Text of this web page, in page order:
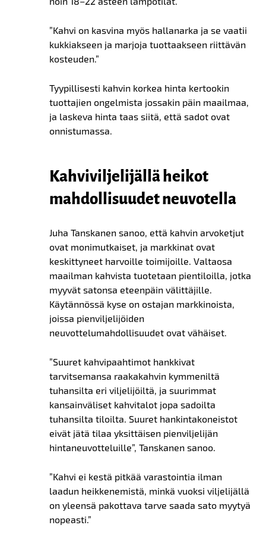
”Kahvi on kasvina myös hallanarka ja se vaatii
kukkiakseen ja marjoja tuottaakseen riittävän
kosteuden.”
Tyypillisesti kahvin korkea hinta kertookin
tuottajien ongelmista jossakin päin maailmaa,
ja laskeva hinta taas siitä, että sadot ovat
onnistumassa.
Kahviviljelijällä heikot
mahdollisuudet neuvotella
Juha Tanskanen sanoo, että kahvin arvoketjut
ovat monimutkaiset, ja markkinat ovat
keskittyneet harvoille toimijoille. Valtaosa
maailman kahvista tuotetaan pientiloilla, jotka
myyvät satonsa eteenpäin välittäjille.
Käytännössä kyse on ostajan markkinoista,
joissa pienviljelijöiden
neuvottelumahdollisuudet ovat vähäiset.
”Suuret kahvipaahtimot hankkivat
tarvitsemansa raakakahvin kymmeniltä
tuhansilta eri viljelijöiltä, ja suurimmat
kansainväliset kahvitalot jopa sadoilta
tuhansilta tiloilta. Suuret hankintakoneistot
eivät jätä tilaa yksittäisen pienviljelijän
hintaneuvotteluille”, Tanskanen sanoo.
”Kahvi ei kestä pitkää varastointia ilman
laadun heikkenemistä, minkä vuoksi viljelijällä
on yleensä pakottava tarve saada sato myytyä
nopeasti.”